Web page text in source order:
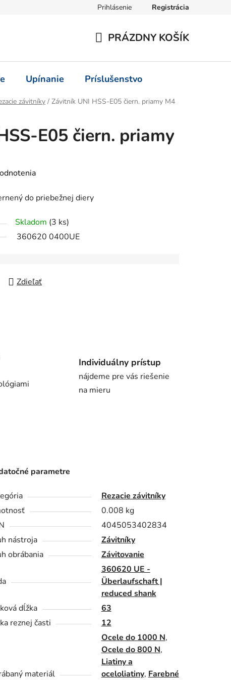
Prihlásenie Registrácia
KOŠÍK
PRÁZDNY KOŠÍK
Upínanie Príslušenstvo
závitníky / Závitník UNI HSS-E05 čiern. priamy M4
E05 čiern. priamy
do priebežnej diery
Skladom (3 ks)
360620 0400UE
Zdieľať
Individuálny prístup
nájdeme pre vás riešenie
na mieru
parametre
Rezacie závitníky
0.008 kg
4045053402834
nástroja
Závitníky
obrábania
Závitovanie
360620 UE -
Überlaufschaft |
reduced shank
dĺžka
63
reznej časti
12
materiál
Ocele do 1000 N,
Ocele do 800 N,
Liatiny a
oceloliatiny, Farebné